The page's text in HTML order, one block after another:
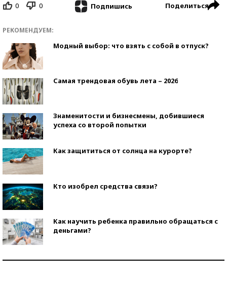
0 0 Подпишись Поделиться
РЕКОМЕНДУЕМ:
Модный выбор: что взять с собой в отпуск?
Самая трендовая обувь лета – 2026
Знаменитости и бизнесмены, добившиеся
успеха со второй попытки
Как защититься от солнца на курорте?
Кто изобрел средства связи?
Как научить ребенка правильно обращаться с
деньгами?